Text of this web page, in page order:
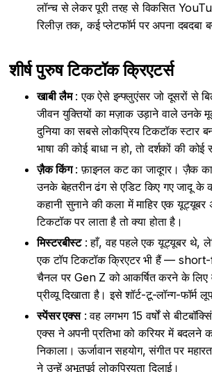
लॉन्च से लेकर पूरी तरह से विकसित
रिलीज़ तक, कई प्लेटफॉर्म पर अपना दबदबा
शीर्ष पुरुष टिकटॉक क्रिएटर्स
खाबी लैम: एक ऐसे इन्फ्लुएंसर जो दूसरों से
जीवन युक्तियों का मज़ाक उड़ाने वाले उनके
दुनिया का सबसे लोकप्रिय टिकटॉक स्टार
भाषा की कोई बाधा न हो, तो दर्शकों की कोई
ज़ैक किंग: फ़ाइनल कट का जादूगर। ज़ैक का
उनके बेहतरीन ढंग से एडिट किए गए जादू के
कहानी सुनाने की कला में माहिर एक
टिकटॉक पर लाता है तो क्या होता है।
मिस्टरबीस्ट: हाँ, वह पहले एक यूट्यूबर थे,
एक टॉप टिकटॉक क्रिएटर भी हैं —
चैनल पर Gen Z को आकर्षित करने के लिए
प्रीव्यू दिखाता है। इसे शॉर्ट-टू-लॉन्ग-
स्पेंसर एक्स: वह लगभग 15 वर्षों से
एक्स ने अपनी प्रतिभा को करियर में बदलने
निकाला। ऊर्जावान सहयोग, संगीत पर
ने उन्हें अभूतपूर्व लोकप्रियता दिलाई।